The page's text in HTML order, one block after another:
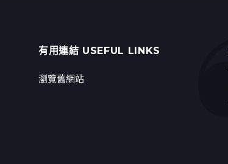
有用連結 USEFUL LINKS
瀏覽舊網站